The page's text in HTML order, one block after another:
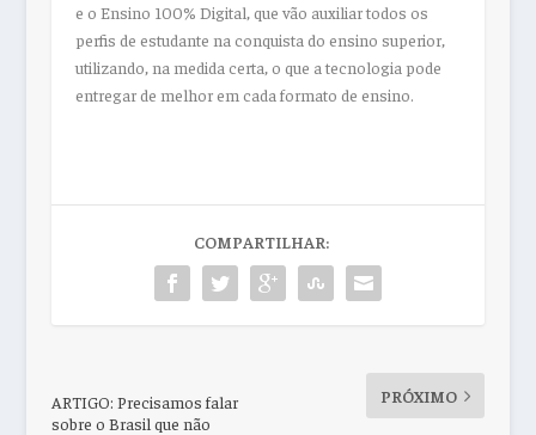
e o Ensino 100% Digital, que vão auxiliar todos os
perfis de estudante na conquista do ensino superior,
utilizando, na medida certa, o que a tecnologia pode
entregar de melhor em cada formato de ensino.
COMPARTILHAR:
ARTIGO: Precisamos falar
sobre o Brasil que não
PRÓXIMO